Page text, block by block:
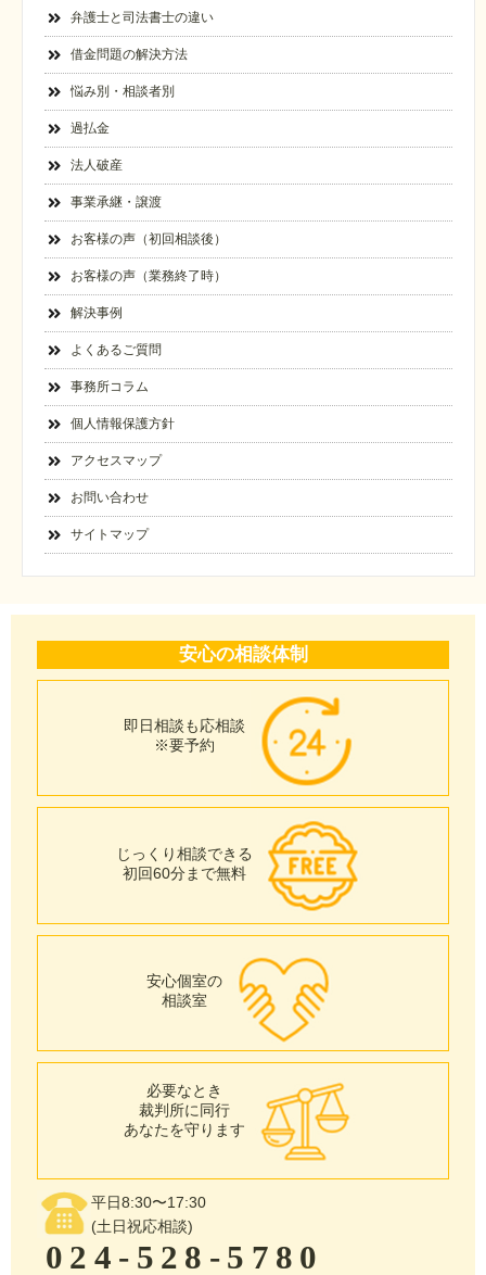
弁護士と司法書士の違い
借金問題の解決方法
悩み別・相談者別
過払金
法人破産
事業承継・譲渡
お客様の声（初回相談後）
お客様の声（業務終了時）
解決事例
よくあるご質問
事務所コラム
個人情報保護方針
アクセスマップ
お問い合わせ
サイトマップ
安心の相談体制
即日相談も応相談
※要予約
じっくり相談できる
初回60分まで無料
安心個室の
相談室
必要なとき
裁判所に同行
あなたを守ります
平日8:30〜17:30
(土日祝応相談)
024-528-5780